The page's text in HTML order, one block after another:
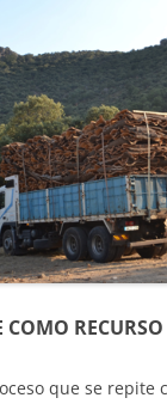
COMO
que se repite